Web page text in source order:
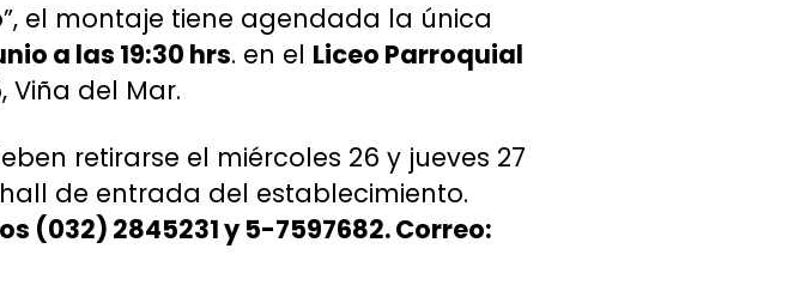
”, el montaje tiene agendada la única
a las 19:30 hrs. en el Liceo Parroquial
Viña del Mar.
retirarse el miércoles 26 y jueves 27
de entrada del establecimiento.
(032) 2845231 y 5-7597682. Correo: